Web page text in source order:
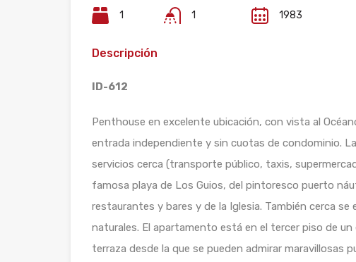
1 1 1983
Descripción
ID-612
Penthouse en excelente ubicación, con vista al
entrada independiente y sin cuotas de condominio.
servicios cerca (transporte público, taxis,
famosa playa de Los Guios, del pintoresco puerto
restaurantes y bares y de la Iglesia. También cerca
naturales. El apartamento está en el tercer piso de
terraza desde la que se pueden admirar maravillosas